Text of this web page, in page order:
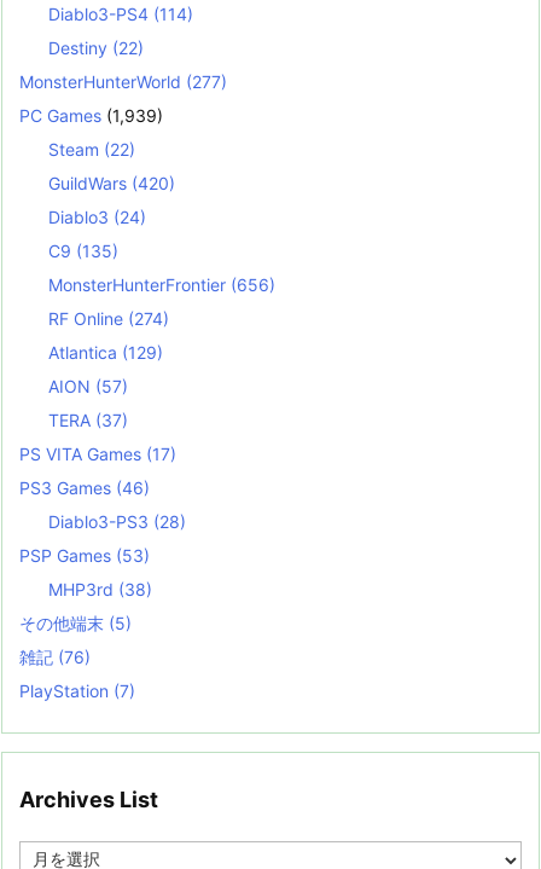
Diablo3-PS4 (114)
Destiny (22)
MonsterHunterWorld (277)
PC Games (1,939)
Steam (22)
GuildWars (420)
Diablo3 (24)
C9 (135)
MonsterHunterFrontier (656)
RF Online (274)
Atlantica (129)
AION (57)
TERA (37)
PS VITA Games (17)
PS3 Games (46)
Diablo3-PS3 (28)
PSP Games (53)
MHP3rd (38)
その他端末 (5)
雑記 (76)
PlayStation (7)
Archives List